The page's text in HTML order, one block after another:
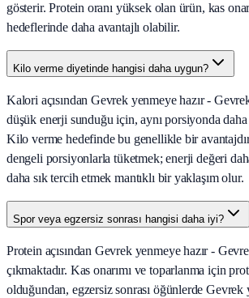
gösterir. Protein oranı yüksek olan ürün, kas
hedeflerinde daha avantajlı olabilir.
Kilo verme diyetinde hangisi daha uygun?
Kalori açısından Gevrek yenmeye hazır -
düşük enerji sunduğu için, aynı porsiyonda daha
Kilo verme hedefinde bu genellikle bir
dengeli porsiyonlarla tüketmek; enerji değeri
daha sık tercih etmek mantıklı bir yaklaşım olur.
Spor veya egzersiz sonrası hangisi daha iyi?
Protein açısından Gevrek yenmeye hazır -
çıkmaktadır. Kas onarımı ve toparlanma için
olduğundan, egzersiz sonrası öğünlerde Gevrek